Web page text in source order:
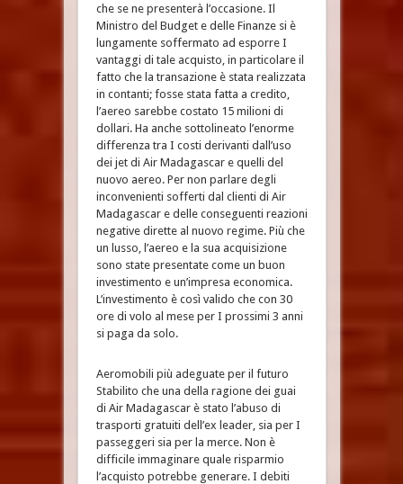
che se ne presenterà l’occasione. Il
Ministro del Budget e delle Finanze si è
lungamente soffermato ad esporre I
vantaggi di tale acquisto, in particolare il
fatto che la transazione è stata realizzata
in contanti; fosse stata fatta a credito,
l’aereo sarebbe costato 15 milioni di
dollari. Ha anche sottolineato l’enorme
differenza tra I costi derivanti dall’uso
dei jet di Air Madagascar e quelli del
nuovo aereo. Per non parlare degli
inconvenienti sofferti dal clienti di Air
Madagascar e delle conseguenti reazioni
negative dirette al nuovo regime. Più che
un lusso, l’aereo e la sua acquisizione
sono state presentate come un buon
investimento e un’impresa economica.
L’investimento è così valido che con 30
ore di volo al mese per I prossimi 3 anni
si paga da solo.
Aeromobili più adeguate per il futuro
Stabilito che una della ragione dei guai
di Air Madagascar è stato l’abuso di
trasporti gratuiti dell’ex leader, sia per I
passeggeri sia per la merce. Non è
difficile immaginare quale risparmio
l’acquisto potrebbe generare. I debiti